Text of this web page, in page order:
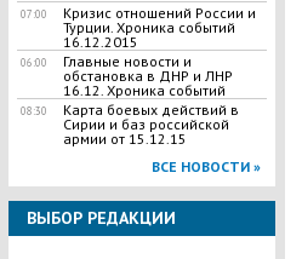
07:00
Кризис отношений России и
Турции. Хроника событий
16.12.2015
06:00
Главные новости и
обстановка в ДНР и ЛНР
16.12. Хроника событий
08:30
Карта боевых действий в
Сирии и баз российской
армии от 15.12.15
ВСЕ НОВОСТИ »
ВЫБОР РЕДАКЦИИ